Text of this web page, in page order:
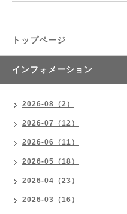
トップページ
インフォメーション
2026-08（2）
2026-07（12）
2026-06（11）
2026-05（18）
2026-04（23）
2026-03（16）